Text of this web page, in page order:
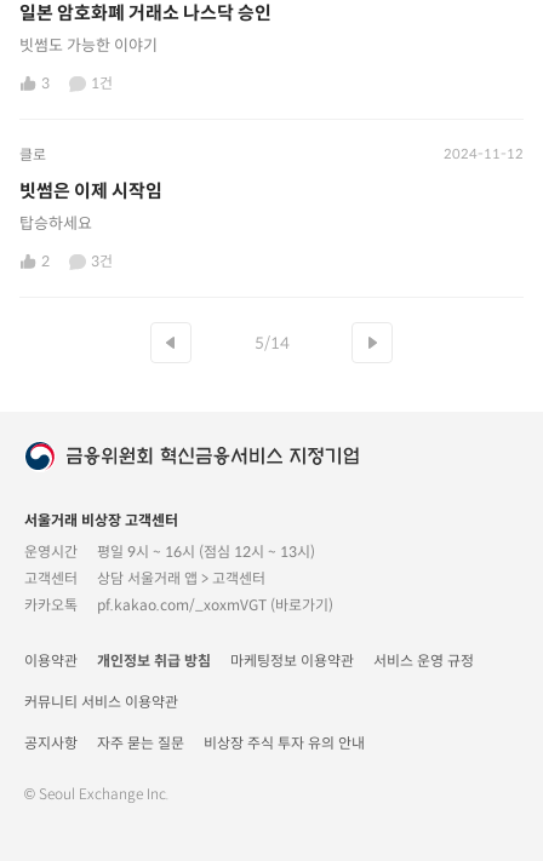
일본 암호화폐 거래소 나스닥 승인
빗썸도 가능한 이야기
3 1건
클로 2024-11-12
빗썸은 이제 시작임
탑승하세요
2 3건
5/14
서울거래 비상장 고객센터
운영시간
평일 9시 ~ 16시 (점심 12시 ~ 13시)
고객센터
상담 서울거래 앱 > 고객센터
카카오톡
pf.kakao.com/_xoxmVGT (바로가기)
이용약관 개인정보 취급 방침 마케팅정보 이용약관 서비스 운영 규정
커뮤니티 서비스 이용약관
공지사항 자주 묻는 질문 비상장 주식 투자 유의 안내
© Seoul Exchange Inc.